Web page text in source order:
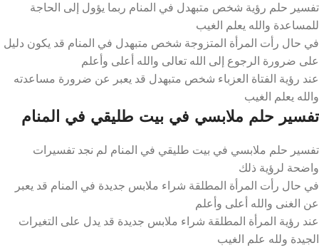
تفسير حلم رؤية شخص متبهدل في المنام ربما يؤول إلى الحاجة
للمساعدة والله يعلم الغيب
في حال رأت المرأة المتزوجة شخص متبهدل في المنام قد يكون دليل
على ضرورة الرجوع إلى الله تعالى والله أعلى وأعلم
عند رؤية الفتاة العزباء شخص متبهدل قد يعبر عن ضرورة مساعدته
والله يعلم الغيب
تفسير حلم ملابسي في بيت طليقي في المنام
تفسير حلم ملابسي في بيت طليقي في المنام لم نجد تفسيرات
واضحة لرؤية ذلك
في حال رأت المرأة المطلقة شراء ملابس جديدة في المنام قد يعبر
عن الغنى والله أعلى وأعلم
عند رؤية المرأة المطلقة شراء ملابس جديدة قد يدل على التغيرات
الجيدة ولله علم الغيب